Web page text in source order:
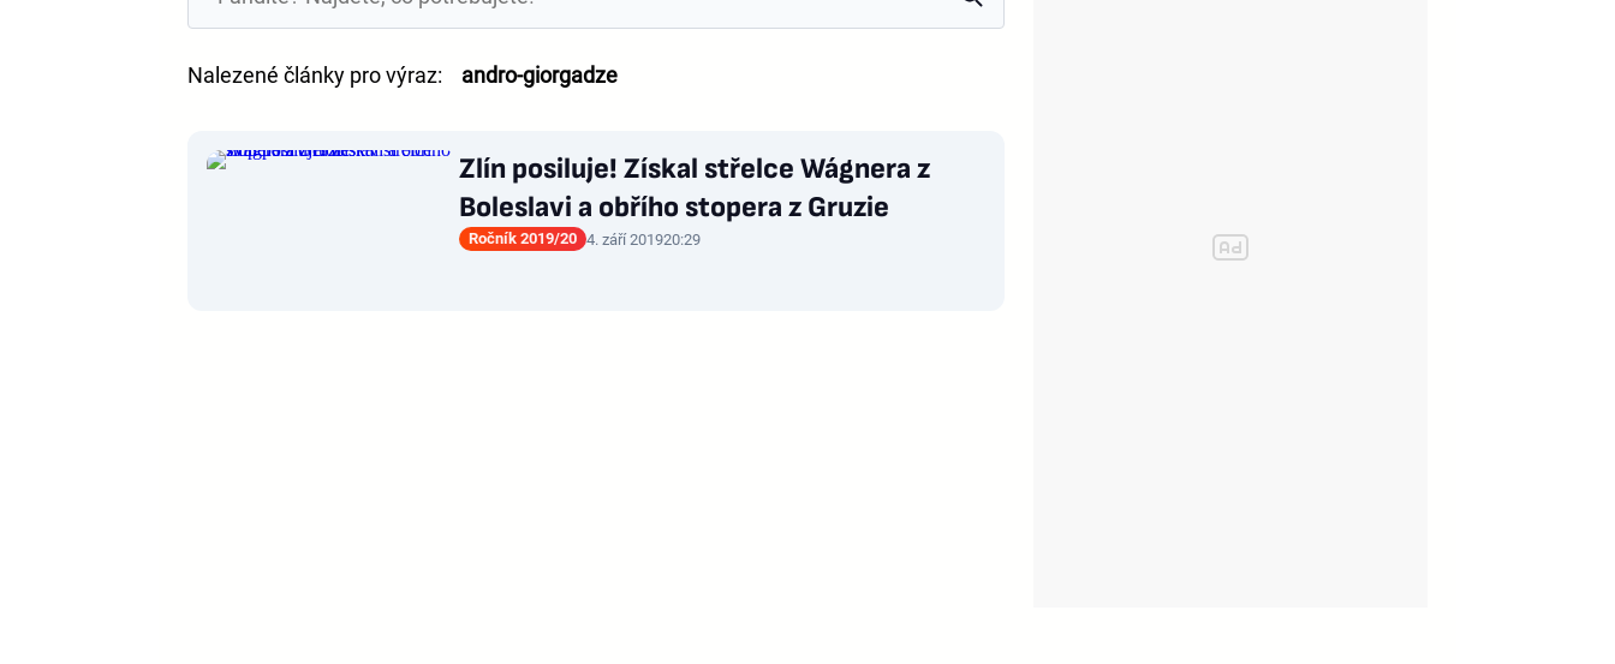
Nalezené články pro výraz: andro-giorgadze
Zlín posiluje! Získal střelce Wágnera z
Boleslavi a obřího stopera z Gruzie
Ročník 2019/20 4. září 201920:29